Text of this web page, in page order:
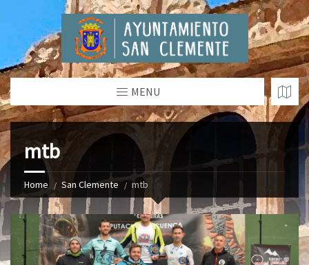
MENU
mtb
Home San Clemente mtb